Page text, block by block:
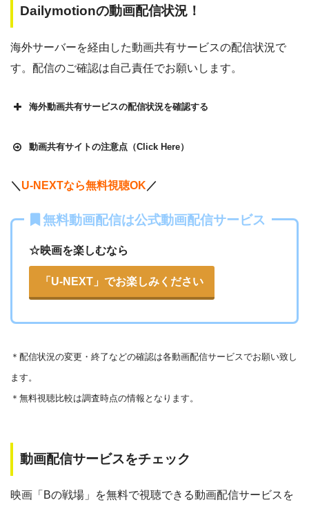
Dailymotionの動画配信状況！
海外サーバーを経由した動画共有サービスの配信状況で
す。配信のご確認は自己責任でお願いします。
海外動画共有サービスの配信状況を確認する
各動画共有サイトを実際に確認する
▶︎Openload(アクセスブロック中）
動画共有サイトの注意点（Click Here）
イトで配信されている動画は、著作権法や象徴権を侵害して
いる恐れがあります。
また、著作権については、保護の・違反に対しての厳罰化の
照）
す。
＼ U-NEXTなら無料視聴OK ／
無料動画配信は公式動画配信サービス
☆映画を楽しむなら
「U-NEXT」でお楽しみください
＊ 配信状況の変更・終了などの確認は各動画配信サービスでお願い致し
ます。
＊無料視聴比較は調査時点の情報となります。
動画配信サービスをチェック
映画「Bの戦場」を無料で視聴できる動画配信サービスを